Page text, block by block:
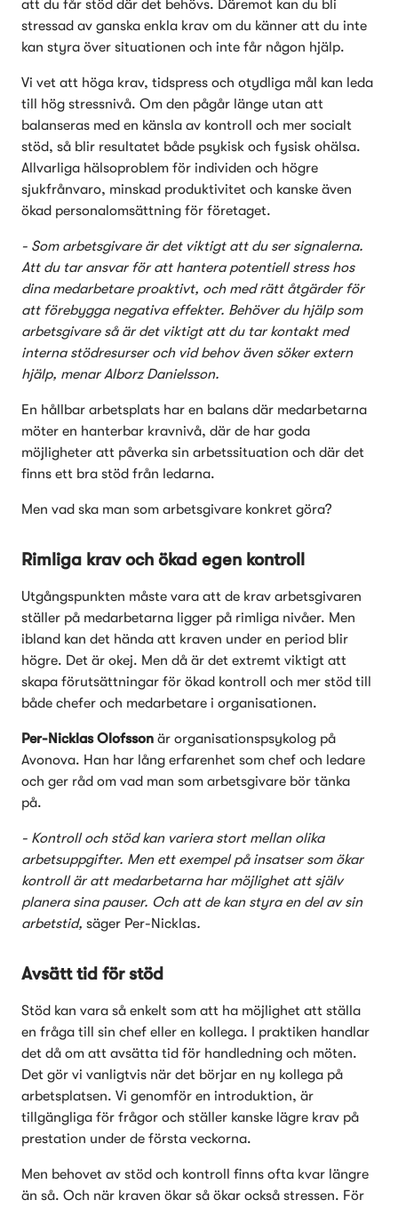
att du får stöd där det behövs. Däremot kan du bli
stressad av ganska enkla krav om du känner att du inte
kan styra över situationen och inte får någon hjälp.
Vi vet att höga krav, tidspress och otydliga mål kan leda
till hög stressnivå. Om den pågår länge utan att
balanseras med en känsla av kontroll och mer socialt
stöd, så blir resultatet både psykisk och fysisk ohälsa.
Allvarliga hälsoproblem för individen och högre
sjukfrånvaro, minskad produktivitet och kanske även
ökad personalomsättning för företaget.
- Som arbetsgivare är det viktigt att du ser signalerna.
Att du tar ansvar för att hantera potentiell stress hos
dina medarbetare proaktivt, och med rätt åtgärder för
att förebygga negativa effekter. Behöver du hjälp som
arbetsgivare så är det viktigt att du tar kontakt med
interna stödresurser och vid behov även söker extern
hjälp, menar Alborz Danielsson.
En hållbar arbetsplats har en balans där medarbetarna
möter en hanterbar kravnivå, där de har goda
möjligheter att påverka sin arbetssituation och där det
finns ett bra stöd från ledarna.
Men vad ska man som arbetsgivare konkret göra?
Rimliga krav och ökad egen kontroll
Utgångspunkten måste vara att de krav arbetsgivaren
ställer på medarbetarna ligger på rimliga nivåer. Men
ibland kan det hända att kraven under en period blir
högre. Det är okej. Men då är det extremt viktigt att
skapa förutsättningar för ökad kontroll och mer stöd till
både chefer och medarbetare i organisationen.
Per-Nicklas Olofsson är organisationspsykolog på
Avonova. Han har lång erfarenhet som chef och ledare
och ger råd om vad man som arbetsgivare bör tänka
på.
- Kontroll och stöd kan variera stort mellan olika
arbetsuppgifter. Men ett exempel på insatser som ökar
kontroll är att medarbetarna har möjlighet att själv
planera sina pauser. Och att de kan styra en del av sin
arbetstid, säger Per-Nicklas.
Avsätt tid för stöd
Stöd kan vara så enkelt som att ha möjlighet att ställa
en fråga till sin chef eller en kollega. I praktiken handlar
det då om att avsätta tid för handledning och möten.
Det gör vi vanligtvis när det börjar en ny kollega på
arbetsplatsen. Vi genomför en introduktion, är
tillgängliga för frågor och ställer kanske lägre krav på
prestation under de första veckorna.
Men behovet av stöd och kontroll finns ofta kvar längre
än så. Och när kraven ökar så ökar också stressen. För